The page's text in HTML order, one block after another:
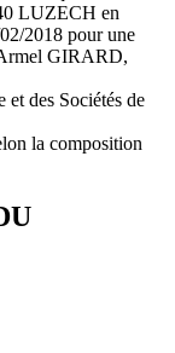
LUZECH en
2018 pour une
GIRARD,
et des Sociétés de
la composition